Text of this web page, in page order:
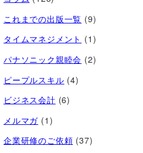
これまでの出版一覧 (9)
タイムマネジメント (1)
パナソニック親睦会 (2)
ピープルスキル (4)
ビジネス会計 (6)
メルマガ (1)
企業研修のご依頼 (37)